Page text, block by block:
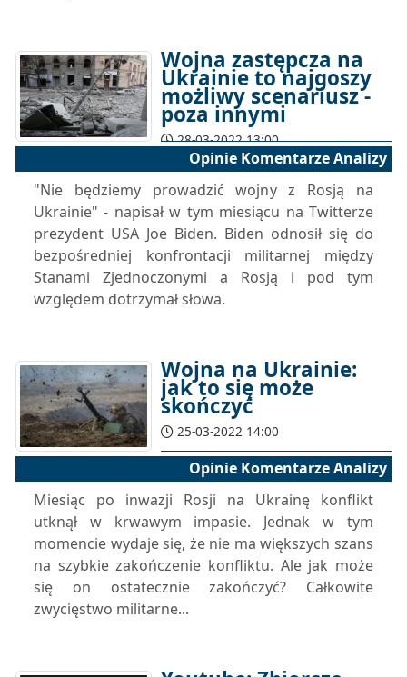
Wojna zastępcza na
Ukrainie to najgoszy
możliwy scenariusz -
poza innymi
28-03-2022 13:00
Opinie Komentarze Analizy
"Nie będziemy prowadzić wojny z Rosją na
Ukrainie" - napisał w tym miesiącu na Twitterze
prezydent USA Joe Biden. Biden odnosił się do
bezpośredniej konfrontacji militarnej między
Stanami Zjednoczonymi a Rosją i pod tym
względem dotrzymał słowa.
Wojna na Ukrainie:
jak to się może
skończyć
25-03-2022 14:00
Opinie Komentarze Analizy
Miesiąc po inwazji Rosji na Ukrainę konflikt
utknął w krwawym impasie. Jednak w tym
momencie wydaje się, że nie ma większych szans
na szybkie zakończenie konfliktu. Ale jak może
się on ostatecznie zakończyć? Całkowite
zwycięstwo militarne...